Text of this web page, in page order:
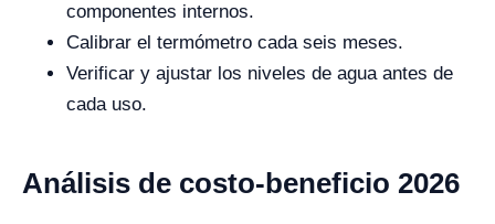
componentes internos.
Calibrar el termómetro cada seis meses.
Verificar y ajustar los niveles de agua antes de
cada uso.
Análisis de costo-beneficio 2026